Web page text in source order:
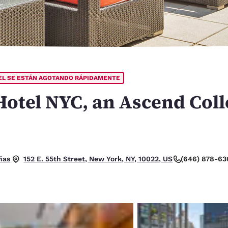
Español English
France
English English
SE ESTÁN AGOTANDO RÁPIDAMENTE
NYC, an Ascend
Excelente.
152 E. 55th Street, New York, NY, 10022, US (646) 878-